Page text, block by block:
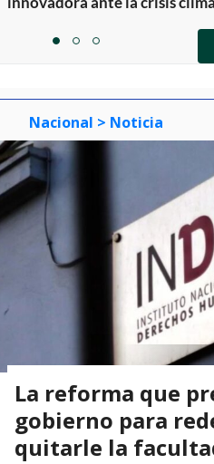
itemitemitem
Nacional > Noticia
La reforma que
gobierno para
quitarle la